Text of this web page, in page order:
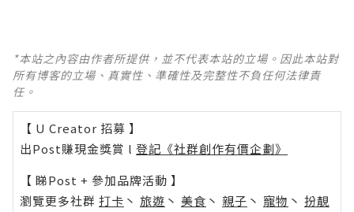
*本站之內容由作者所提供，並不代表本站的立場。因此本站對
所有博客的立場、真實性、準確性及完整性不負任何法律責
任。
【 U Creator 招募 】
出Post賺現金獎賞 l 登記《社群創作有價企劃》
【 睇Post + 參加品牌活動 】
瀏覽更多社群 打卡 丶 旅遊 丶 美食 丶 親子 丶 寵物 丶 扮靚